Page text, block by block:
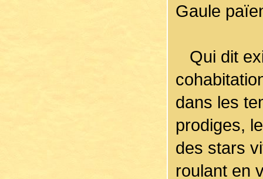
Gaule
Qui dit
dans les
prodiges,
des stars
roulant en